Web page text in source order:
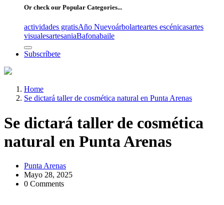
Or check our Popular Categories...
actividades gratisAño Nuevoárbolarteartes escénicasartes
visualesartesaniaBafonabaile
Subscríbete
Home
Se dictará taller de cosmética natural en Punta Arenas
Se dictará taller de cosmética
natural en Punta Arenas
Punta Arenas
Mayo 28, 2025
0 Comments